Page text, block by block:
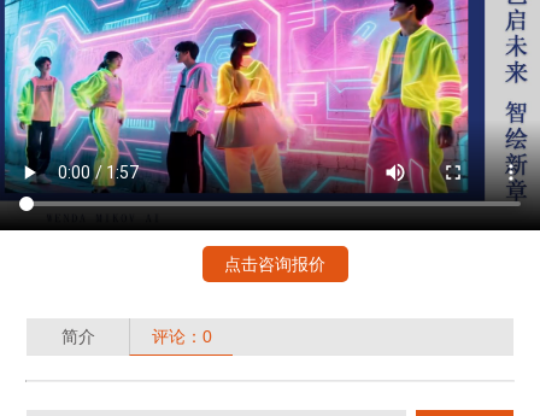
点击咨询报价
简介 评论：0